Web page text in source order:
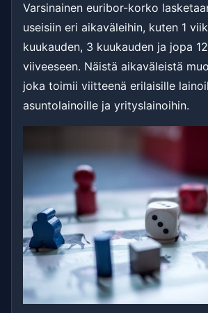
Varsinainen euribor-korko
useisiin eri aikaväleihin, kuten 1
kuukauden, 3 kuukauden ja jopa
viiveeseen. Näistä aikaväleistä
joka toimii viitteenä erilaisille
asuntolainoille ja yrityslainoihin.